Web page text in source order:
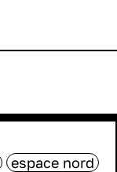
espace nord